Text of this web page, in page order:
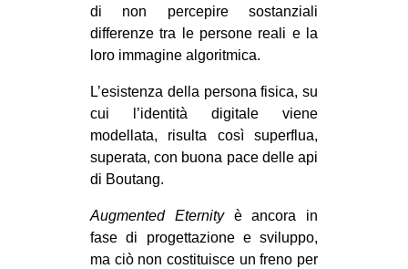
di non percepire sostanziali
differenze tra le persone reali e la
loro immagine algoritmica.
L’esistenza della persona fisica, su
cui l’identità digitale viene
modellata, risulta così superflua,
superata, con buona pace delle api
di Boutang.
Augmented Eternity è ancora in
fase di progettazione e sviluppo,
ma ciò non costituisce un freno per